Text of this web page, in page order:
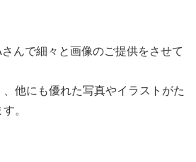
んで細々と画像のご提供をさせて
他にも優れた写真やイラストがた
。